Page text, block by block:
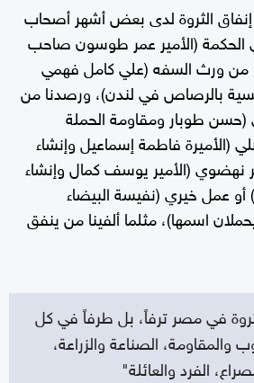
إنفاق الثروة لدى بعض أشهر أصحاب
الحكمة (الأمير عمر طوسون صاحب
من ورث السفه (علي كامل فهمي
بالرصاص في لندن)، ورصدنا من
طوبار ومقاومة الحملة
(الأميرة فاطمة إسماعيل وإنشاء
نهضوي (الأمير يوسف كمال وإنشاء
أو عمل خيري (نفيسة البيضاء
اسمها)، مثلما ألفينا من ينفق
في مصر ترفاً، بل طرفاً في كل
والمقاومة، الصناعة والزراعة،
الفرد والعائلة"